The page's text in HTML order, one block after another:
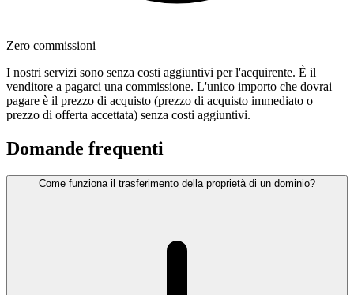
Zero commissioni
I nostri servizi sono senza costi aggiuntivi per l'acquirente. È il
venditore a pagarci una commissione. L'unico importo che dovrai
pagare è il prezzo di acquisto (prezzo di acquisto immediato o
prezzo di offerta accettata) senza costi aggiuntivi.
Domande frequenti
Come funziona il trasferimento della proprietà di un dominio?